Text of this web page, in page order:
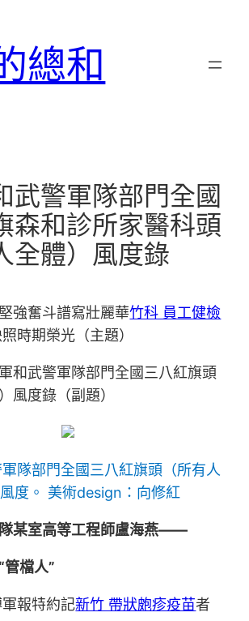
總和
武警軍隊部門全國
森和診所家醫科頭
全體）風度錄
強奮斗譜寫壯麗華竹科 員工健檢
時期榮光（主題）
武警軍隊部門全國三八紅旗頭
風度錄（副題）
隊部門全國三八紅旗頭（所有人
度。 美術design：向修紅
某室高等工程師盧海燕——
管檔人”
報特約記新竹 帶狀皰疹疫苗者